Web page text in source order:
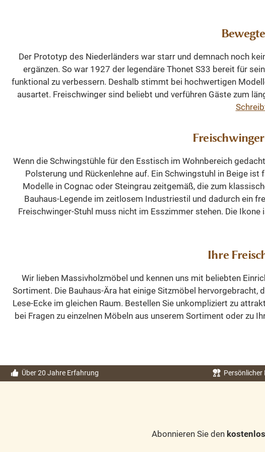
Pflegeleichte und
erhältlich Ideal für Esszimmer,
Lieferzustand: teilmontiert
Industrie-
modernes
Sitzkomfort und
Materialien. Mit
Bezug in
ideale Wahl für
langlebige
erhältlich. Die
teilweise montiert
Moderner-Stil
strapazierfähiger
Stil Industriell Die
Kollektion von
Stühlen mit
Industrial steht
robustes Design,
echtem Vintage-
liegt in der
und der Qualität
Der Prototyp des Niederländers war starr und demnach noch
ergänzen. So war 1927 der legendäre Thonet S33 bereit für
funktional zu verbessern. Deshalb stimmt bei hochwertigen
ausartet. Freischwinger sind beliebt und verführen Gäste zum
Wenn die Schwingstühle für den Esstisch im Wohnbereich
Polsterung und Rückenlehne auf. Ein Schwingstuhl in Beige
Modelle in Cognac oder Steingrau zeitgemäß, die zum
Bauhaus-Legende im zeitlosem Industriestil und dadurch ein
Freischwinger-Stuhl muss nicht im Esszimmer stehen. Die
Ihre
Wir lieben Massivholzmöbel und kennen uns mit beliebten
Sortiment. Die Bauhaus-Ära hat einige Sitzmöbel
Lese-Ecke im gleichen Raum. Bestellen Sie unkompliziert zu
bei Fragen zu einzelnen Möbeln aus unserem Sortiment oder zu
Über 20 Jahre Erfahrung Persönlicher
Abonnieren Sie den